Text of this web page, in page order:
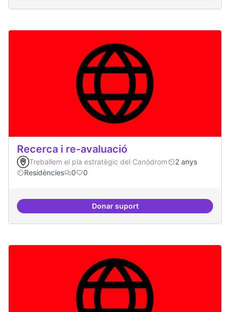
Recerca i re-avaluació
Treballem el pla estratègic del Canòdrom
2 anys
Residències
0 0
Donar suportRecerca i re-avaluació